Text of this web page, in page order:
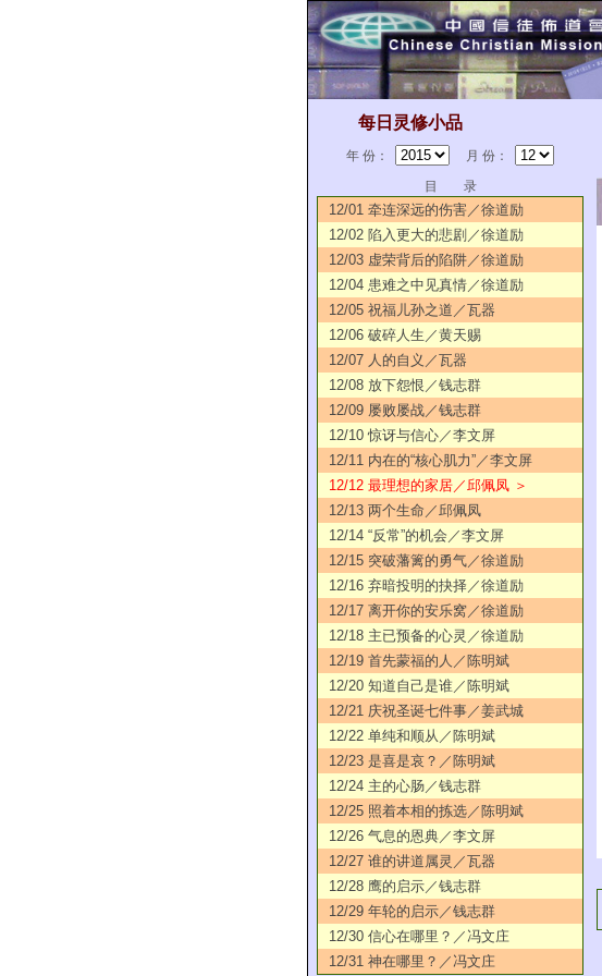
每日灵修小品
年 份：
月 份：
目 录
12/01 牵连深远的伤害／徐道励
12/02 陷入更大的悲剧／徐道励
12/03 虚荣背后的陷阱／徐道励
12/04 患难之中见真情／徐道励
12/05 祝福儿孙之道／瓦器
12/06 破碎人生／黄天赐
12/07 人的自义／瓦器
12/08 放下怨恨／钱志群
12/09 屡败屡战／钱志群
12/10 惊讶与信心／李文屏
12/11 内在的“核心肌力”／李文屏
12/12 最理想的家居／邱佩凤 ＞
12/13 两个生命／邱佩凤
12/14 “反常”的机会／李文屏
12/15 突破藩篱的勇气／徐道励
12/16 弃暗投明的抉择／徐道励
12/17 离开你的安乐窝／徐道励
12/18 主已预备的心灵／徐道励
12/19 首先蒙福的人／陈明斌
12/20 知道自己是谁／陈明斌
12/21 庆祝圣诞七件事／姜武城
12/22 单纯和顺从／陈明斌
12/23 是喜是哀？／陈明斌
12/24 主的心肠／钱志群
12/25 照着本相的拣选／陈明斌
12/26 气息的恩典／李文屏
12/27 谁的讲道属灵／瓦器
12/28 鹰的启示／钱志群
12/29 年轮的启示／钱志群
12/30 信心在哪里？／冯文庄
12/31 神在哪里？／冯文庄